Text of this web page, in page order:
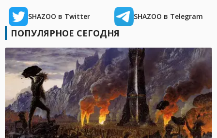
SHAZOO в Twitter SHAZOO в Telegram
ПОПУЛЯРНОЕ СЕГОДНЯ